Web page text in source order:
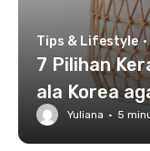
Tips & Lifestyle ·
7 Pilihan
ala Korea
Yuliana · 5